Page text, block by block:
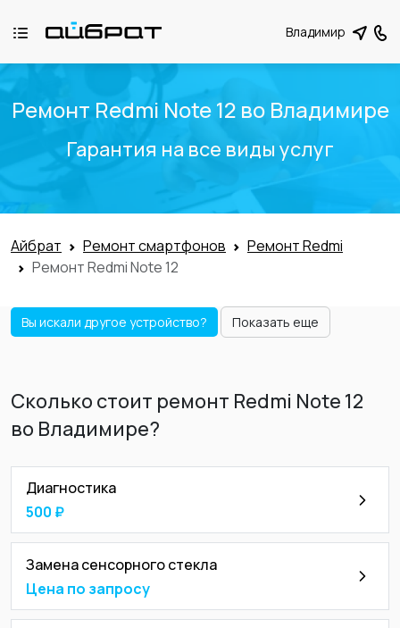
Владимир
Ремонт Redmi Note 12 во Владимире
Гарантия на все виды услуг
Айбрат Ремонт смартфонов
Ремонт Redmi
Ремонт Redmi Note 12
Вы искали другое устройство? Показать еще
Сколько стоит ремонт Redmi Note 12
во Владимире?
Диагностика
500 ₽
Замена сенсорного стекла
Цена по запросу